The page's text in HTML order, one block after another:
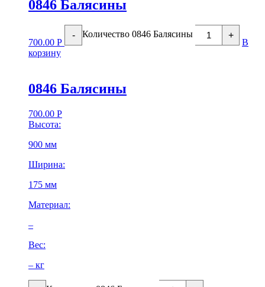
0846 Балясины
700.00 Р
- Количество 0846 Балясины +
В
корзину
0846 Балясины
700.00 Р
Высота:
900 мм
Ширина:
175 мм
Материал:
–
Вес:
– кг